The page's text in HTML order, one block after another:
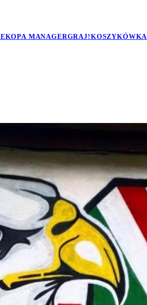
KOPA MANAGERGRAJ!KOSZYKÓWKA